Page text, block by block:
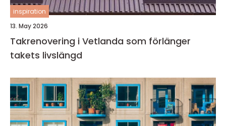
inspiration
13. May 2026
Takrenovering i Vetlanda som förlänger
takets livslängd